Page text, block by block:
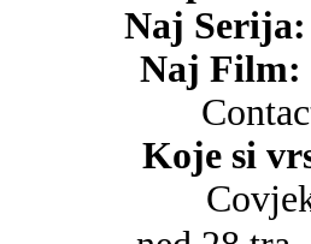
Naj Serija:
Naj Film:
Koje si